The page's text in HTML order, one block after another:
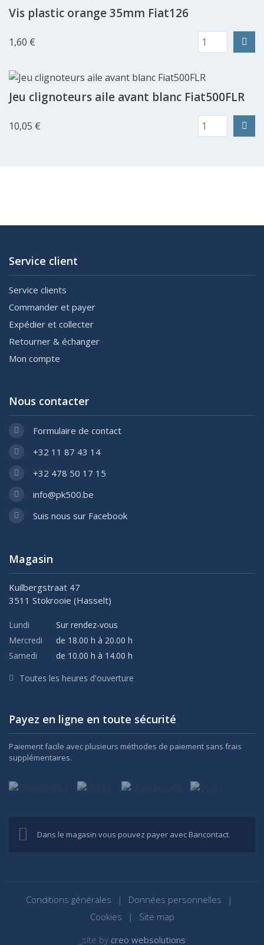
Vis plastic orange 35mm Fiat126
1,60 €
Jeu clignoteurs aile avant blanc Fiat500FLR
10,05 €
Service client
Service clients
Commander et payer
Expédier et collecter
Retourner & échanger
Mon compte
Nous contacter
Formulaire de contact
+32 11 87 43 14
+32 478 50 17 15
info@pk500.be
Suis nous sur Facebook
Magasin
Kuilbergstraat 47
3511 Stokrooie (Hasselt)
Lundi
Sur rendez-vous
Mercredi
de 18.00 h à 20.00 h
Samedi
de 10.00 h à 14.00 h
Toutes les heures d'ouverture
Payez en ligne en toute sécurité
Paiement facile avec plusieurs méthodes de paiement sans frais
supplémentaires.
Dans le magasin vous pouvez payer avec Bancontact.
Conditions générales
Données personnelles
Cookies
Site map
_site by creo websolutions